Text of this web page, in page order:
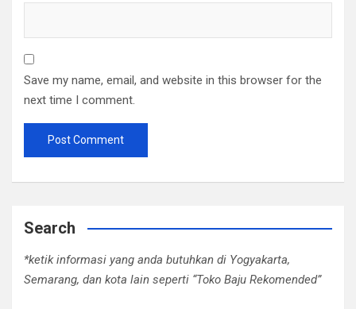
Save my name, email, and website in this browser for the
next time I comment.
Search
*ketik informasi yang anda butuhkan di Yogyakarta,
Semarang, dan kota lain seperti “Toko Baju Rekomended”